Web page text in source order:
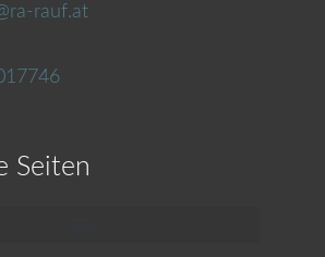
rauf.at
Seiten